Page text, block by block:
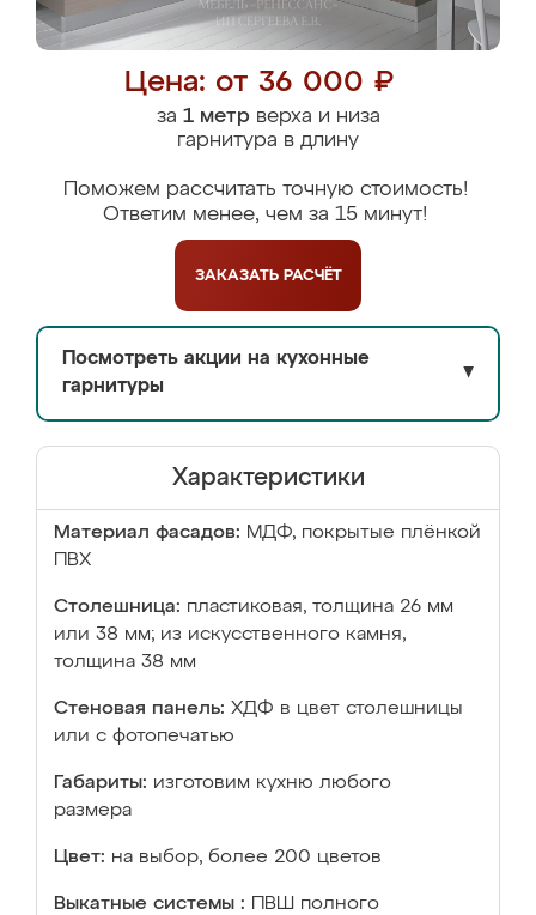
Цена: от 36 000 ₽
за 1 метрверха и низа
гарнитура в длину
Поможем рассчитать точную стоимость!
Ответим менее, чем за 15 минут!
ЗАКАЗАТЬ РАСЧЁТ
Посмотреть акции на кухонные
гарнитуры
▼
Характеристики
Материал фасадов: МДФ, покрытые плёнкой
ПВХ
Столешница: пластиковая, толщина 26 мм
или 38 мм; из искусственного камня,
толщина 38 мм
Стеновая панель: ХДФ в цвет столешницы
или с фотопечатью
Габариты: изготовим кухню любого
размера
Цвет: на выбор, более 200 цветов
Выкатные системы :
ПВШ полного